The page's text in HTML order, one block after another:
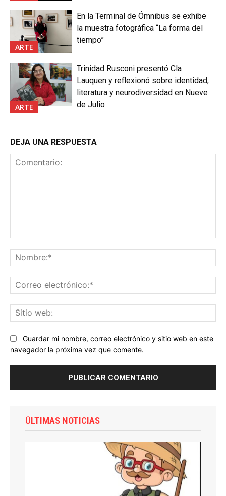
ARTE
En la Terminal de Ómnibus se exhibe
la muestra fotográfica “La forma del
tiempo”
ARTE
Trinidad Rusconi presentó Cla
Lauquen y reflexionó sobre identidad,
literatura y neurodiversidad en Nueve
de Julio
DEJA UNA RESPUESTA
Guardar mi nombre, correo electrónico y sitio web en este
navegador la próxima vez que comente.
ÚLTIMAS NOTICIAS